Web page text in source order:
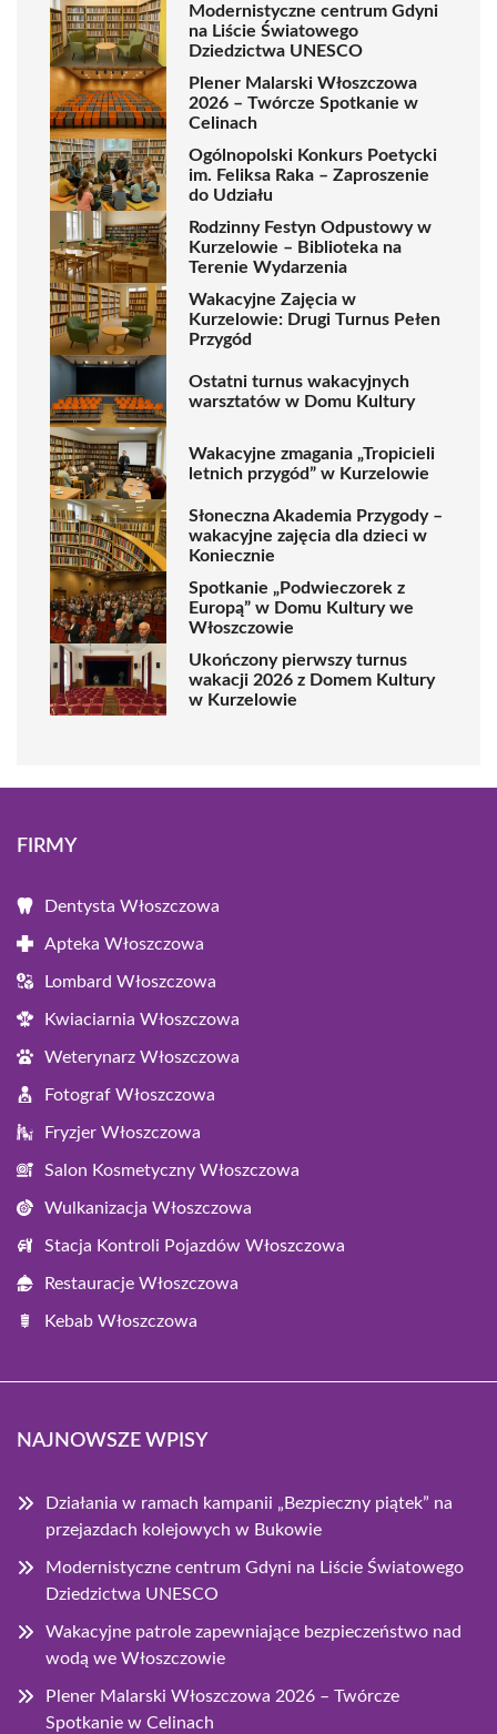
Modernistyczne centrum Gdyni
na Liście Światowego
Dziedzictwa UNESCO
Plener Malarski Włoszczowa
2026 – Twórcze Spotkanie w
Celinach
Ogólnopolski Konkurs Poetycki
im. Feliksa Raka – Zaproszenie
do Udziału
Rodzinny Festyn Odpustowy w
Kurzelowie – Biblioteka na
Terenie Wydarzenia
Wakacyjne Zajęcia w
Kurzelowie: Drugi Turnus Pełen
Przygód
Ostatni turnus wakacyjnych
warsztatów w Domu Kultury
Wakacyjne zmagania „Tropicieli
letnich przygód” w Kurzelowie
Słoneczna Akademia Przygody –
wakacyjne zajęcia dla dzieci w
Koniecznie
Spotkanie „Podwieczorek z
Europą” w Domu Kultury we
Włoszczowie
Ukończony pierwszy turnus
wakacji 2026 z Domem Kultury
w Kurzelowie
FIRMY
Dentysta Włoszczowa
Apteka Włoszczowa
Lombard Włoszczowa
Kwiaciarnia Włoszczowa
Weterynarz Włoszczowa
Fotograf Włoszczowa
Fryzjer Włoszczowa
Salon Kosmetyczny Włoszczowa
Wulkanizacja Włoszczowa
Stacja Kontroli Pojazdów Włoszczowa
Restauracje Włoszczowa
Kebab Włoszczowa
NAJNOWSZE WPISY
Działania w ramach kampanii „Bezpieczny piątek” na
przejazdach kolejowych w Bukowie
Modernistyczne centrum Gdyni na Liście Światowego
Dziedzictwa UNESCO
Wakacyjne patrole zapewniające bezpieczeństwo nad
wodą we Włoszczowie
Plener Malarski Włoszczowa 2026 – Twórcze
Spotkanie w Celinach